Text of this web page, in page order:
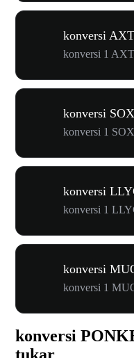
konversi
konversi 1
konversi
konversi 1
konversi
konversi 1
konversi
konversi 1
konversi